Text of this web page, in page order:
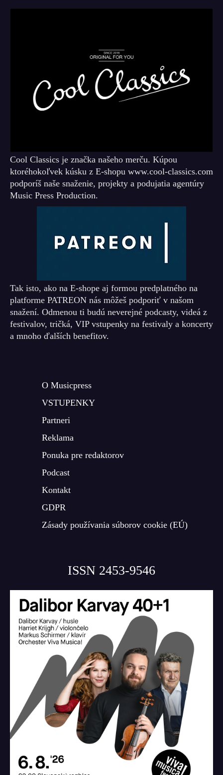
Cool Classics je značka našeho merču. Kúpou
ktoréhokoľvek kúsku z E-shopu www.cool-classics.com
podporíš naše snaženie, projekty a podujatia agentúry
Music Press Production.
Tak isto, ako na E-shope aj formou predplatného na
platforme PATREON nás môžeš podporiť v našom
snažení. Odmenou ti budú neverejné podcasty, videá z
festivalov, tričká, VIP vstupenky na festivaly a koncerty
a mnoho ďalších benefitov.
O Musicpress
VSTUPENKY
Partneri
Reklama
Ponuka pre redaktorov
Podcast
Kontakt
GDPR
Zásady používania súborov cookie (EÚ)
ISSN 2453-9546